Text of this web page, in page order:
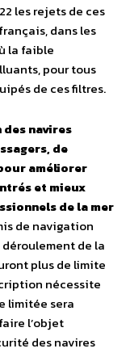
les rejets de ces
dans les
la faible
pour tous
de ces filtres.
navires
de
améliorer
et mieux
de la mer
de navigation
de la
plus de limite
nécessite
limitée sera
l’objet
des navires